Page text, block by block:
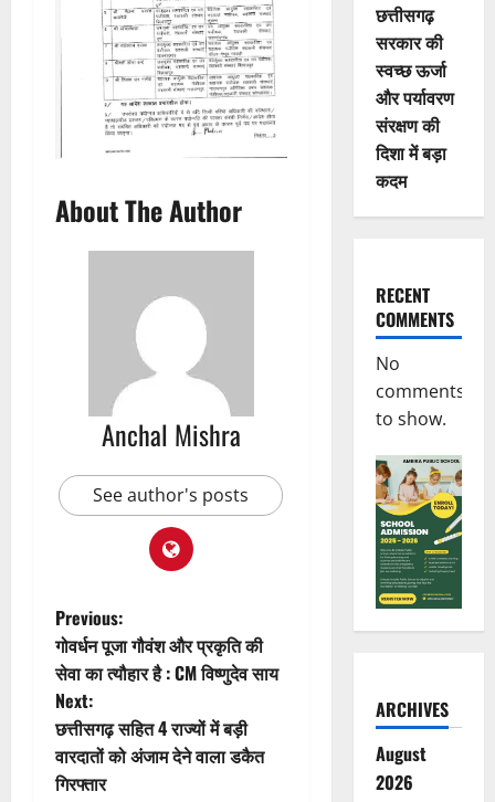
About The Author
Anchal Mishra
See author's posts
P
o
s
t
Previous:
गोवर्धन पूजा गौवंश और प्रकृति की
सेवा का त्यौहार है : CM विष्णुदेव साय
Next:
छत्तीसगढ़ सहित 4 राज्यों में बड़ी
वारदातों को अंजाम देने वाला डकैत
गिरफ्तार
छत्तीसगढ़
सरकार की
स्वच्छ ऊर्जा
और पर्यावरण
संरक्षण की
दिशा में बड़ा
कदम
RECENT
COMMENTS
No
comments
to show.
ARCHIVES
August
2026